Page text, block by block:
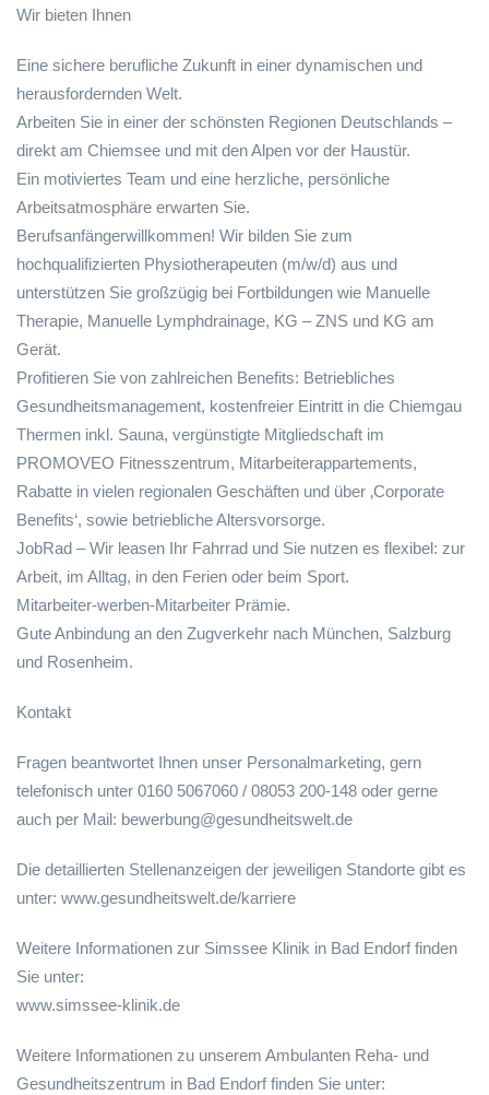
Wir bieten Ihnen
Eine sichere berufliche Zukunft in einer dynamischen und
herausfordernden Welt.
Arbeiten Sie in einer der schönsten Regionen Deutschlands –
direkt am Chiemsee und mit den Alpen vor der Haustür.
Ein motiviertes Team und eine herzliche, persönliche
Arbeitsatmosphäre erwarten Sie.
Berufsanfängerwillkommen! Wir bilden Sie zum
hochqualifizierten Physiotherapeuten (m/w/d) aus und
unterstützen Sie großzügig bei Fortbildungen wie Manuelle
Therapie, Manuelle Lymphdrainage, KG – ZNS und KG am
Gerät.
Profitieren Sie von zahlreichen Benefits: Betriebliches
Gesundheitsmanagement, kostenfreier Eintritt in die Chiemgau
Thermen inkl. Sauna, vergünstigte Mitgliedschaft im
PROMOVEO Fitnesszentrum, Mitarbeiterappartements,
Rabatte in vielen regionalen Geschäften und über ‚Corporate
Benefits‘, sowie betriebliche Altersvorsorge.
JobRad – Wir leasen Ihr Fahrrad und Sie nutzen es flexibel: zur
Arbeit, im Alltag, in den Ferien oder beim Sport.
Mitarbeiter-werben-Mitarbeiter Prämie.
Gute Anbindung an den Zugverkehr nach München, Salzburg
und Rosenheim.
Kontakt
Fragen beantwortet Ihnen unser Personalmarketing, gern
telefonisch unter 0160 5067060 / 08053 200-148 oder gerne
auch per Mail: bewerbung@gesundheitswelt.de
Die detaillierten Stellenanzeigen der jeweiligen Standorte gibt es
unter: www.gesundheitswelt.de/karriere
Weitere Informationen zur Simssee Klinik in Bad Endorf finden
Sie unter:
www.simssee-klinik.de
Weitere Informationen zu unserem Ambulanten Reha- und
Gesundheitszentrum in Bad Endorf finden Sie unter: